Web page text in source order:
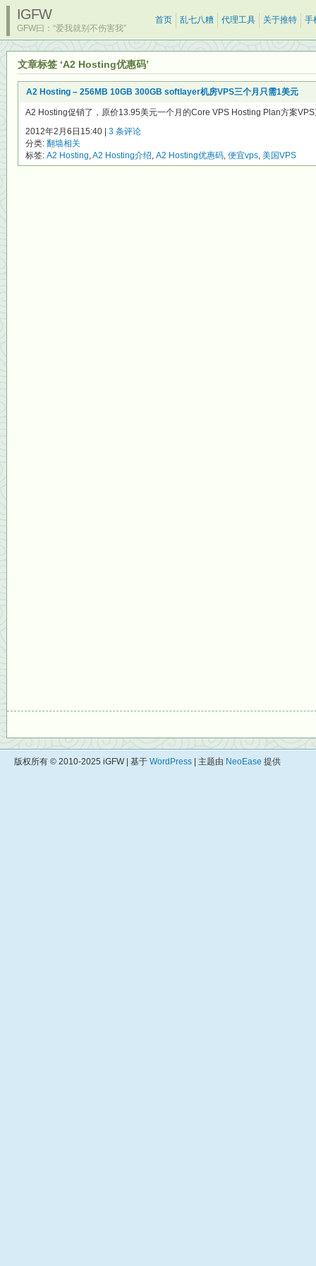
IGFW
GFW曰：“爱我就别不伤害我”
首页 乱七八糟 代理工具 关于推特 手
文章标签 ‘A2 Hosting优惠码’
A2 Hosting – 256MB 10GB 300GB softlayer机房VPS三个月只需1美元
A2 Hosting促销了，原价13.95美元一个月的Core VPS Hosting Plan方案
2012年2月6日15:40 | 3 条评论
分类: 翻墙相关
标签: A2 Hosting,A2 Hosting介绍, A2 Hosting优惠码, 便宜vps, 美国VPS
版权所有 © 2010-2025 iGFW | 基于 WordPress | 主题由 NeoEase 提供